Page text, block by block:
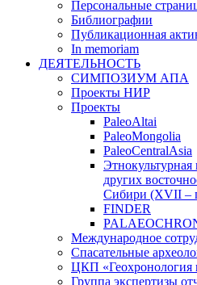
Персональные
Библиографии
Публикационная
In memoriam
ДЕЯТЕЛЬНОСТЬ
СИМПОЗИУМ АПА
Проекты НИР
Проекты
PaleoAltai
PaleoMongolia
PaleoCentralAsia
Этнокультурная
других
Сибири (XVII –
FINDER
Международное
Спасательные
ЦКП «Геохронология
Группа экспертизы